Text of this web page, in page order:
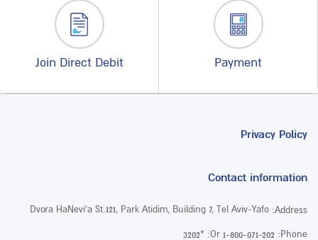
Payment
Join Direct Debit
Privacy Policy
Contact information
Address:
Dvora HaNevi’a St.121, Park Atidim, Building 7, Tel Aviv-Yafo
Phone:
1-800-071-202
Or:
*3202